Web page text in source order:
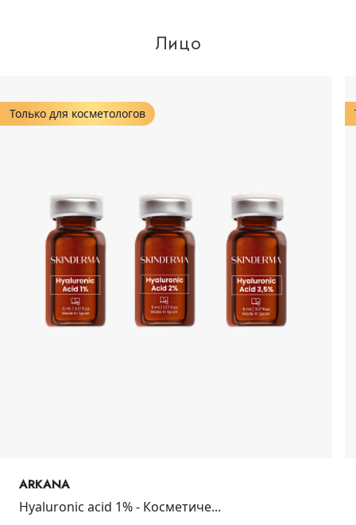
Лицо
Только для косметологов
ARKANA
Hyaluronic acid 1% - Косметиче...